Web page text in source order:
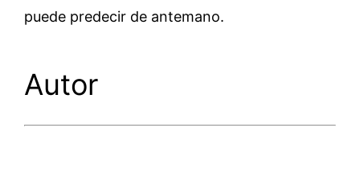
puede predecir de antemano.
Autor